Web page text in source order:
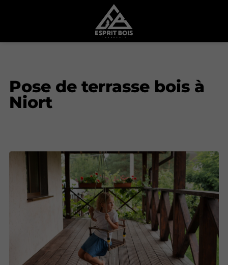
Pose de terrasse bois à
Niort